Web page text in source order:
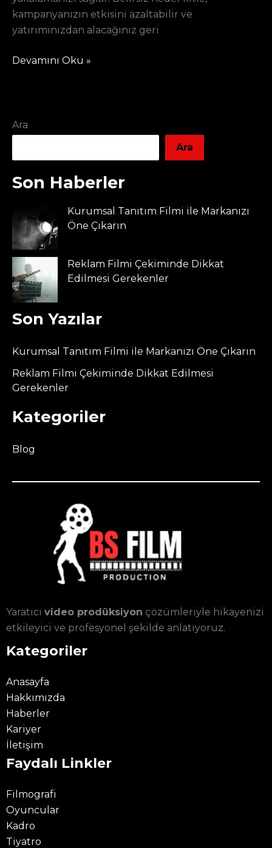
kampanyanızın etkisini azaltabilir ve
yatırımınızdan alacağınız geri
Devamını Oku »
Ara
Ara
Son Haberler
Kurumsal Tanıtım Filmi ile Markanızı
Öne Çıkarın
Reklam Filmi Çekiminde Dikkat
Edilmesi Gerekenler
Son Yazılar
Kurumsal Tanıtım Filmi ile Markanızı Öne Çıkarın
Reklam Filmi Çekiminde Dikkat Edilmesi
Gerekenler
Kategoriler
Blog
Yaratıcı video prodüksiyon çözümleriyle hikayenizi
etkileyici ve profesyonel şekilde anlatıyoruz.
Kategoriler
Anasayfa
Hakkımızda
Haberler
Kariyer
İletişim
Faydalı Linkler
Filmografi
Oyuncular
Kadro
Tiyatro